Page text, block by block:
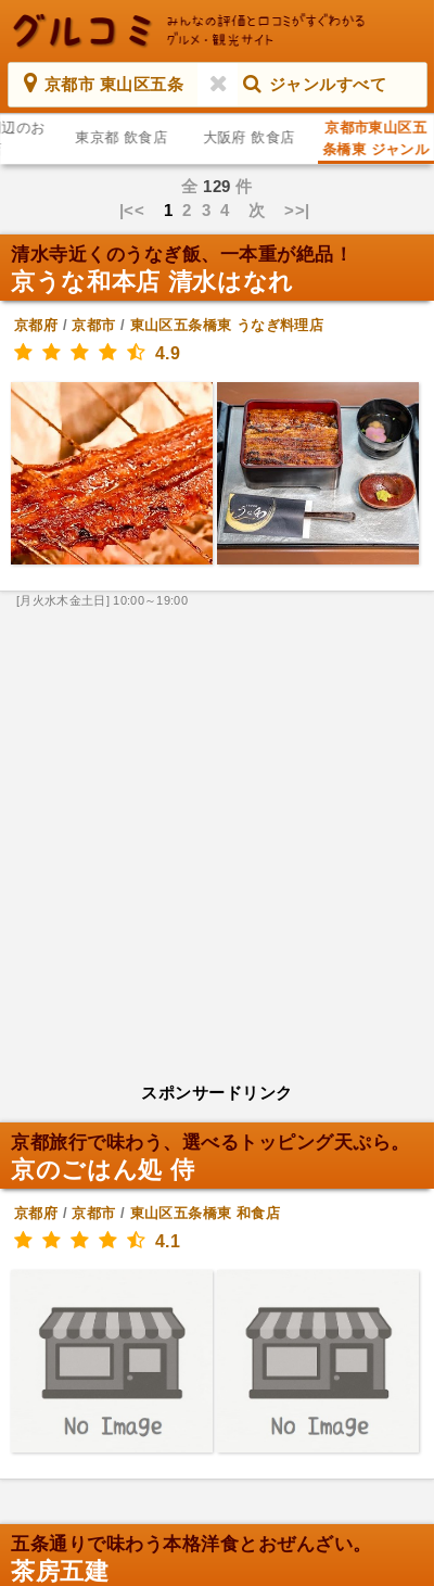
京都市 東山区五条 ジャンルすべて
のお
東京都 飲食店 大阪府 飲食店
京都市東山区五
条橋東 ジャンル
すべて
全 129 件
|<< 12 3 4 次 >>|
清水寺近くのうなぎ飯、一本重が絶品！
京うな和本店 清水はなれ
京都府 /京都市 / 東山区五条橋東 うなぎ料理店
4.9
[月火水木金土日] 10:00～19:00
スポンサードリンク
京都旅行で味わう、選べるトッピング天ぷら。
京のごはん処 侍
京都府 /京都市 / 東山区五条橋東 和食店
4.1
五条通りで味わう本格洋食とおぜんざい。
茶房五建